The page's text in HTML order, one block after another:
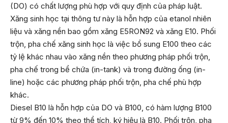
(DO) có chất lượng phù hợp với quy định của pháp luật.
Xăng sinh học tại thông tư này là hỗn hợp của etanol nhiên
liệu và xăng nền bao gồm xăng E5RON92 và xăng E10. Phối
trộn, pha chế xăng sinh học là việc bổ sung E100 theo các
tỷ lệ khác nhau vào xăng nền theo phương pháp phối trộn,
pha chế trong bể chứa (in-tank) và trong đường ống (in-
line) hoặc các phương pháp phối trộn, pha chế phù hợp
khác.
Diesel B10 là hỗn hợp của DO và B100, có hàm lượng B100
từ 9% đến 10% theo thể tích, ký hiệu là B10. Phối trộn, pha